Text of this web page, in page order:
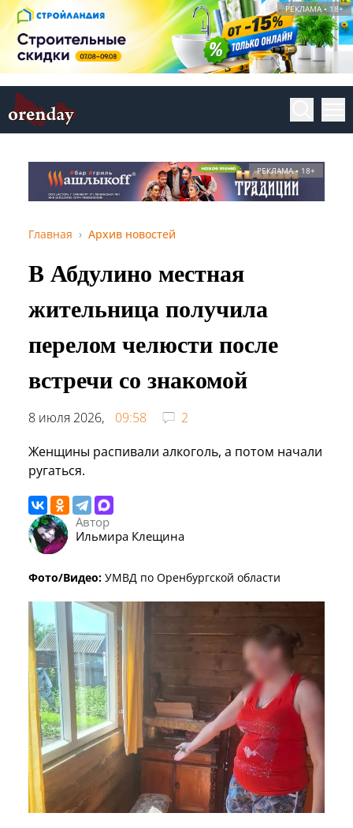
РЕКЛАМА • 18+
РЕКЛАМА • 18+
Главная Архив новостей
В Абдулино местная
жительница получила
перелом челюсти после
встречи со знакомой
8 июля 2026, 09:58
2
Женщины распивали алкоголь, а потом начали
ругаться.
Автор
Ильмира Клещина
Фото/Видео: УМВД по Оренбургской области